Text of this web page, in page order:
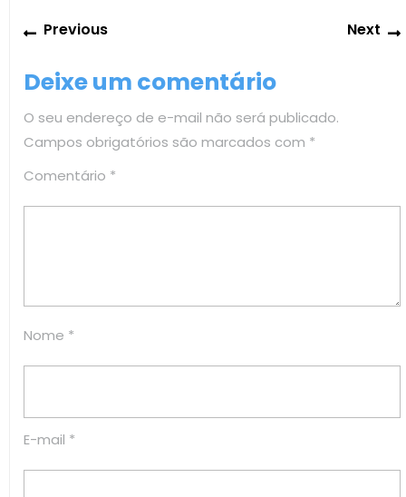
Navegação
de
Post
PreviousPrevious
Next
Deixe um comentário
O seu endereço de e-mail não será publicado.
Campos obrigatórios são marcados com *
Comentário *
Nome *
E-mail *